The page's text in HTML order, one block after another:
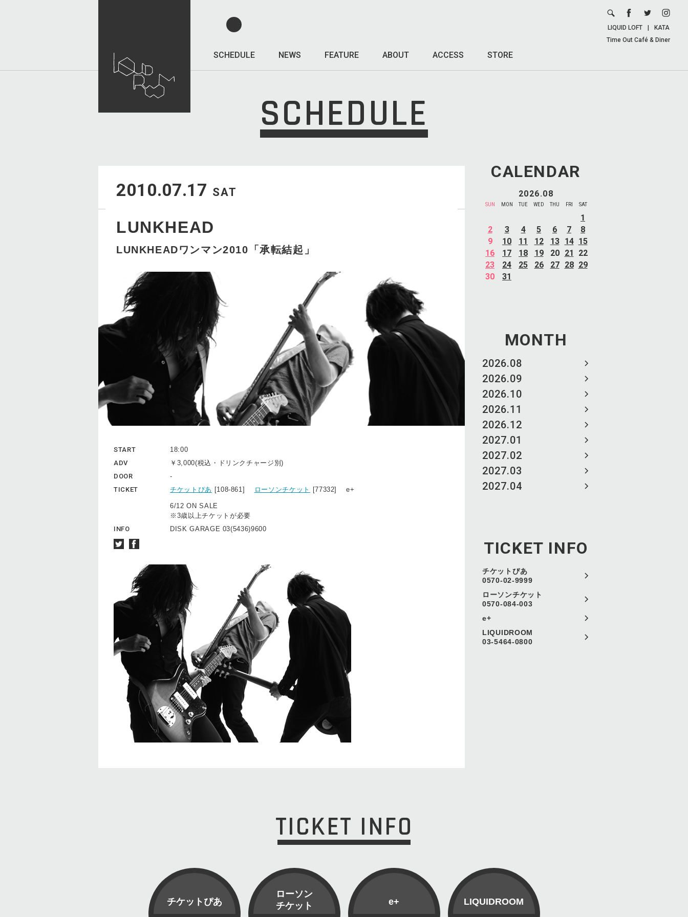
SCHEDULE NEWS FEATURE ABOUT ACCESS STORE
LIQUID LOFT
KATA
Time Out Café & Diner
SCHEDULE
CALENDAR
2026.08
SUN MON TUE WED THU FRI SAT
1
2
3 4 5 6 7
8
9
10 11 12 13 14 15
16
17 18 19 20 21
22
23
24 25 26 27 28 29
30
31
MONTH
2026.08
2026.09
2026.10
2026.11
2026.12
2027.01
2027.02
2027.03
2027.04
TICKET INFO
チケットぴあ
0570-02-9999
ローソンチケット
0570-084-003
e+
LIQUIDROOM
03-5464-0800
2010.07.17 SAT
LUNKHEAD
LUNKHEADワンマン2010「承転結起」
START
18:00
ADV
￥3,000(税込・ドリンクチャージ別)
DOOR
-
TICKET
チケットぴあ [108-861] ローソンチケット [77332] e+
6/12 ON SALE
※3歳以上チケットが必要
INFO
DISK GARAGE 03(5436)9600
TICKET INFO
チケットぴあ
ローソン
チケット
e+ LIQUIDROOM